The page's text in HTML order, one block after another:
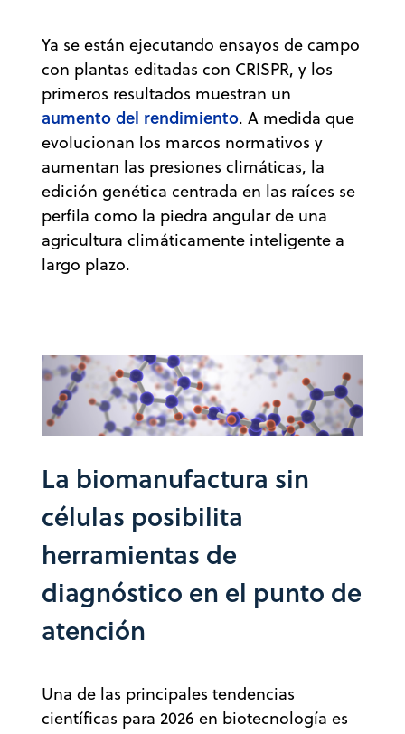
Ya se están ejecutando ensayos de campo
con plantas editadas con CRISPR, y los
primeros resultados muestran un
aumento del rendimiento. A medida que
evolucionan los marcos normativos y
aumentan las presiones climáticas, la
edición genética centrada en las raíces se
perfila como la piedra angular de una
agricultura climáticamente inteligente a
largo plazo.
La biomanufactura sin
células posibilita
herramientas de
diagnóstico en el punto de
atención
Una de las principales tendencias
científicas para 2026 en biotecnología es